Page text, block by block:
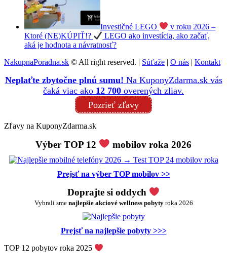
Investičné LEGO
v roku 2026 –
Ktoré (NE)KÚPIŤ!?
LEGO ako investícia, ako začať,
aká je hodnota a návratnosť?
NakupnaPoradna.sk © All right reserved. | Súťaže | O nás | Kontakt
Neplaťte zbytočne plnú sumu! Na KuponyZdarma.sk vás
čaká viac ako 12 700 overených zliav.
Pozrieť zľavy
Zľavy na KuponyZdarma.sk
Výber TOP 12 mobilov roka 2026
Prejsť na výber TOP mobilov >>
Doprajte si oddych
Vybrali sme najlepšie akciové wellness pobytyroka 2026
Prejsť na najlepšie pobyty >>>
TOP 12 pobytov roka 2025